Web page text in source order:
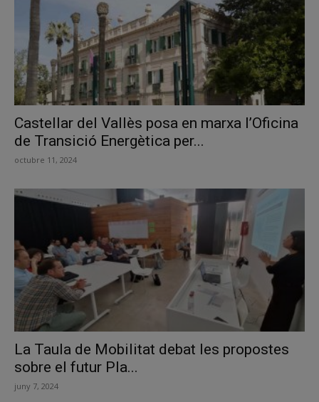
Castellar del Vallès posa en marxa l’Oficina
de Transició Energètica per...
octubre 11, 2024
La Taula de Mobilitat debat les propostes
sobre el futur Pla...
juny 7, 2024